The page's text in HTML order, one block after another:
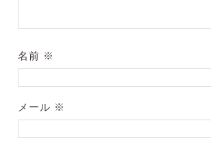
名前 ※
メール ※